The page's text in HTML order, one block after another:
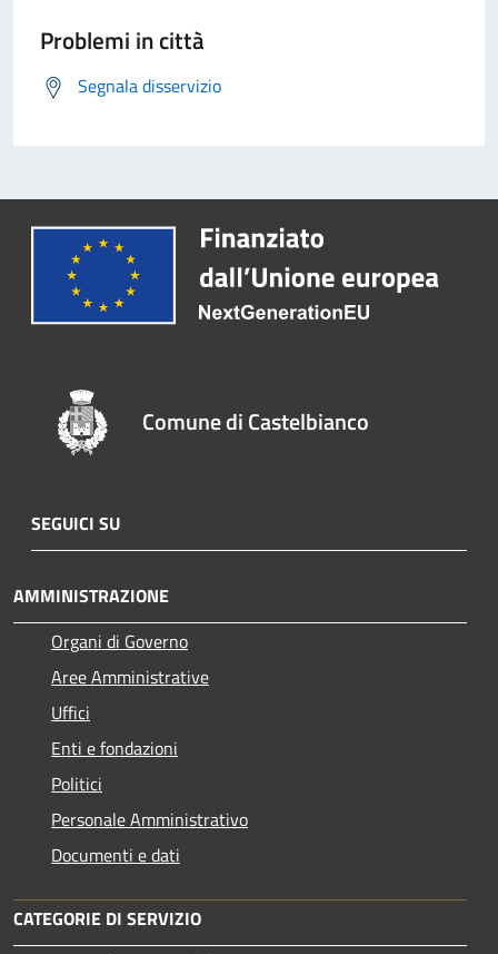
Problemi in città
Segnala disservizio
Comune di Castelbianco
SEGUICI SU
AMMINISTRAZIONE
Organi di Governo
Aree Amministrative
Uffici
Enti e fondazioni
Politici
Personale Amministrativo
Documenti e dati
CATEGORIE DI SERVIZIO